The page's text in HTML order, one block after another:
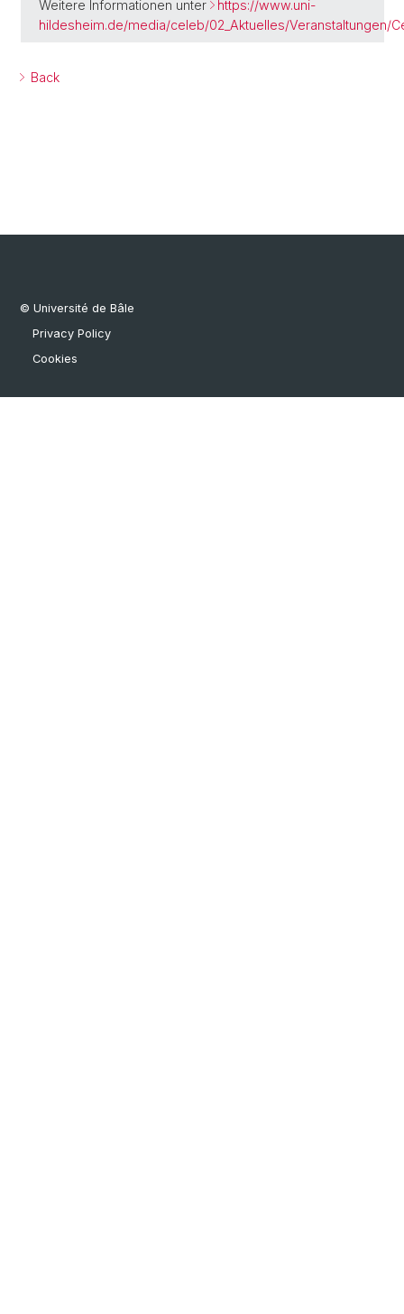
Weitere Informationen unter
https://www.uni-
hildesheim.de/media/celeb/02_Aktuelles/Veranstaltungen/
Back
© Université de Bâle
Privacy Policy
Cookies